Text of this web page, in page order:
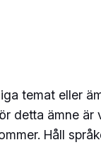
temat eller
detta ämne
Håll